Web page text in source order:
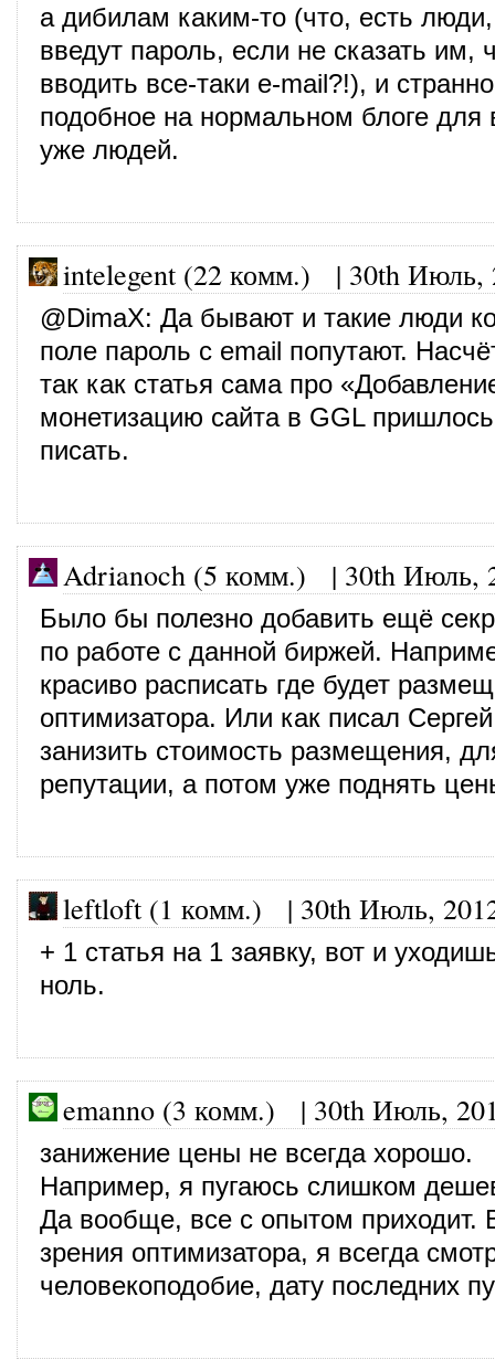
а дибилам каким-то (что, есть
введут пароль, если не сказать им,
вводить все-таки e-mail?!), и
подобное на нормальном блоге для
уже людей.
intelegent (22 комм.) | 30th Июль,
@DimaX: Да бывают и такие люди
поле пароль с email попутают.
так как статья сама про
монетизацию сайта в GGL
писать.
Adrianoch (5 комм.) | 30th Июль,
Было бы полезно добавить ещё
по работе с данной биржей.
красиво расписать где будет
оптимизатора. Или как писал
занизить стоимость размещения,
репутации, а потом уже поднять
leftloft (1 комм.) | 30th Июль,
+ 1 статья на 1 заявку, вот и
ноль.
emanno (3 комм.) | 30th Июль,
занижение цены не всегда хорошо.
Например, я пугаюсь слишком
Да вообще, все с опытом приходит.
зрения оптимизатора, я всегда
человекоподобие, дату последних